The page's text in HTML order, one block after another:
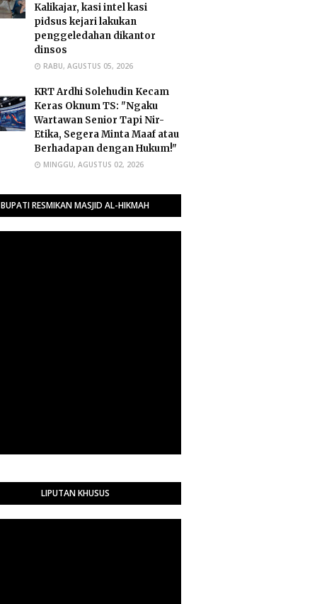
Kalikajar, kasi intel kasi
pidsus kejari lakukan
penggeledahan dikantor
dinsos
RABU, AGUSTUS 05, 2026
​KRT Ardhi Solehudin Kecam
Keras Oknum TS: "Ngaku
Wartawan Senior Tapi Nir-
Etika, Segera Minta Maaf atau
Berhadapan dengan Hukum!"
MINGGU, AGUSTUS 02, 2026
BUPATI RESMIKAN MASJID AL-HIKMAH
LIPUTAN KHUSUS